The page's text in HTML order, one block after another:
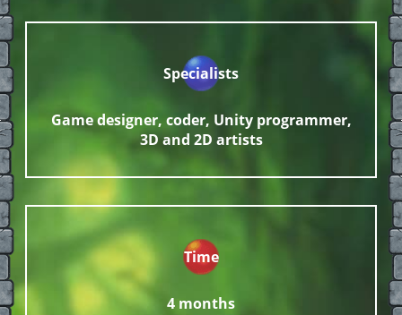
Specialists
Game designer, coder, Unity programmer,
3D and 2D artists
Time
4 months